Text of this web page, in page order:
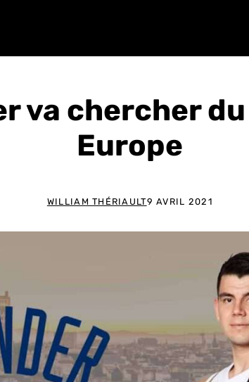
va chercher
Europe
WILLIAM THÉRIAULT9 AVRIL 2021